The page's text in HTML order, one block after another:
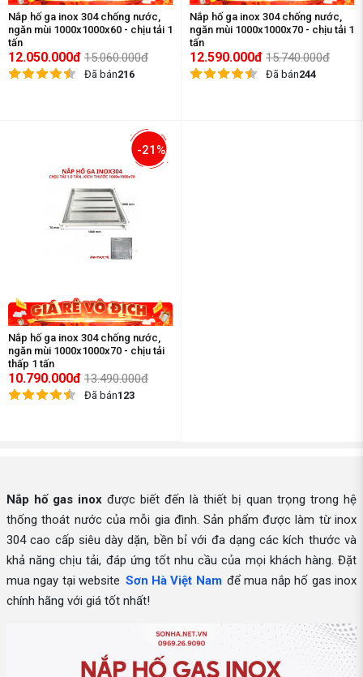
Nắp hố ga inox 304 chống nước,
ngăn mùi 1000x1000x60 - chịu tải 1
tấn
12.050.000đ 15.060.000đ
Đã bán216
Nắp hố ga inox 304 chống nước,
ngăn mùi 1000x1000x70 - chịu tải 1
tấn
12.590.000đ 15.740.000đ
Đã bán244
-21%
Nắp hố ga inox 304 chống nước,
ngăn mùi 1000x1000x70 - chịu tải
thấp 1 tấn
10.790.000đ 13.490.000đ
Đã bán123
Nắp hố gas inox được biết đến là thiết bị quan trọng trong hệ
thống thoát nước của mỗi gia đình. Sản phẩm được làm từ inox
304 cao cấp siêu dày dặn, bền bỉ với đa dạng các kích thước và
khả năng chịu tải, đáp ứng tốt nhu cầu của mọi khách hàng. Đặt
mua ngay tại website Sơn Hà Việt Nam để mua nắp hố gas inox
chính hãng với giá tốt nhất!